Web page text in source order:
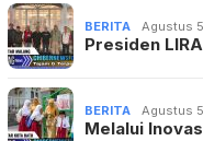
BERITA Agustus
Presiden
BERITA Agustus
Melalui